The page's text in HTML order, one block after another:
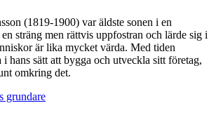
(1819-1900) var äldste sonen i en
sträng men rättvis uppfostran och lärde sig i
är lika mycket värda. Med tiden
i hans sätt att bygga och utveckla sitt företag,
omkring det.
grundare